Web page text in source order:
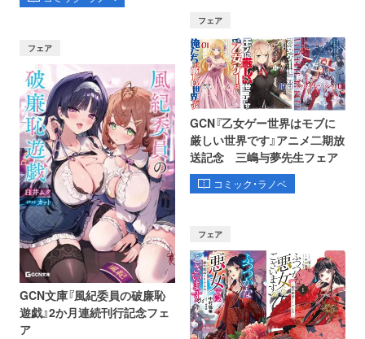
フェア
GCN文庫『風紀委員の破廉恥
遊戯』2か月連続刊行記念フェ
ア
フェア
GCN『乙女ゲー世界はモブに
厳しい世界です』アニメ二期放
送記念 三嶋与夢先生フェア
コミック・ラノベ
フェア